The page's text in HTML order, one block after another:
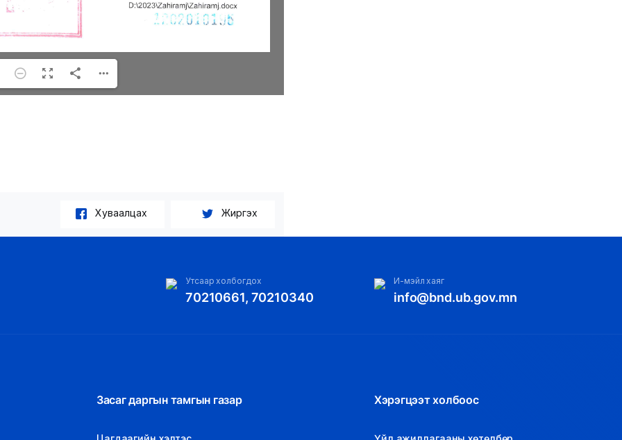
Хуваалцах Жиргэх
Утсаар холбогдох
70210661, 70210340
И-мэйл хаяг
info@bnd.ub.gov.mn
Засаг даргын тамгын газар Хэрэгцээт холбоос